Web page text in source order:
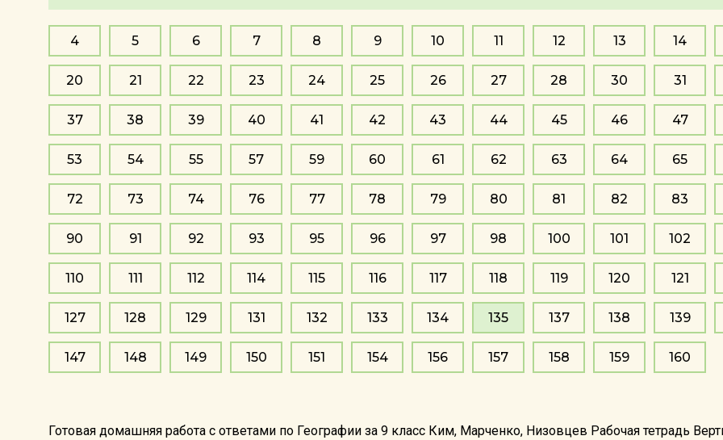
4 5 6 7 8 9 10 11 12 13 14
20 21 22 23 24 25 26 27 28 30 31
37 38 39 40 41 42 43 44 45 46 47
53 54 55 57 59 60 61 62 63 64 65
72 73 74 76 77 78 79 80 81 82 83
90 91 92 93 95 96 97 98 100 101 102
110 111 112 114 115 116 117 118 119 120 121
127 128 129 131 132 133 134 135 137 138 139
147 148 149 150 151 154 156 157 158 159 160
Готовая домашняя работа с ответами по Географии за 9 класс Ким, Марченко, Низовцев Рабочая тетрадь